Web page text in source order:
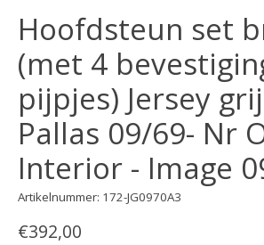
Hoofdsteun set
(met 4
pijpjes) Jersey
Pallas 09/69- Nr
Interior - Image
Artikelnummer: 172-JG0970A3
€392,00